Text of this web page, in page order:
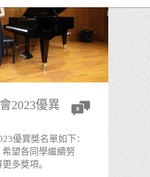
2023優異
0
優異獎名單如下：
望各同學繼續努
多獎項。